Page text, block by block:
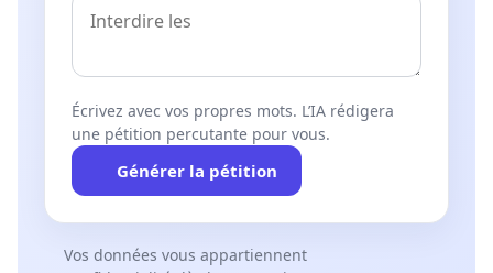
Écrivez avec vos propres mots. L’IA rédigera
une pétition percutante pour vous.
Générer la pétition
Vos données vous appartiennent